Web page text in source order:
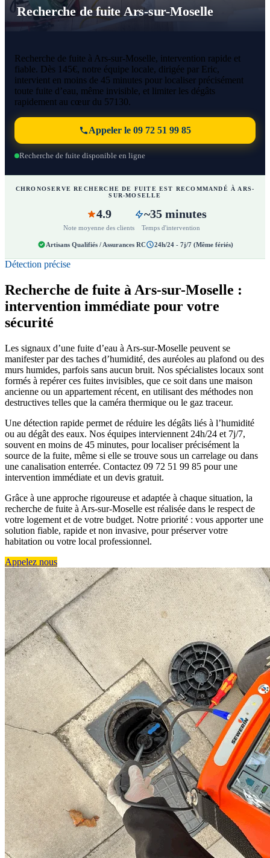
Recherche de fuite Ars-sur-Moselle
Recherche de fuite à Ars-sur-Moselle, intervention rapide et
fiable. Dès 145€, notre équipe locale, dirigée par Eric,
intervient en moins de 45 minutes pour localiser précisément
toute fuite d’eau, même invisible, et limiter les dégâts
rapidement au cœur du 57130.
Appeler le 09 72 51 99 85
Recherche de fuite disponible en ligne
CHRONOSERVE RECHERCHE DE FUITE EST RECOMMANDÉ À ARS-
SUR-MOSELLE
4.9
Note moyenne des clients
~35 minutes
Temps d'intervention
Artisans Qualifiés / Assurances RC 24h/24 - 7j/7 (Même fériés)
Détection précise
Recherche de fuite à Ars-sur-Moselle :
intervention immédiate pour votre
sécurité
Les signaux d’une fuite d’eau à Ars-sur-Moselle peuvent se
manifester par des taches d’humidité, des auréoles au plafond ou des
murs humides, parfois sans aucun bruit. Nos spécialistes locaux sont
formés à repérer ces fuites invisibles, que ce soit dans une maison
ancienne ou un appartement récent, en utilisant des méthodes non
destructives telles que la caméra thermique ou le gaz traceur.
Une détection rapide permet de réduire les dégâts liés à l’humidité
ou au dégât des eaux. Nos équipes interviennent 24h/24 et 7j/7,
souvent en moins de 45 minutes, pour localiser précisément la
source de la fuite, même si elle se trouve sous un carrelage ou dans
une canalisation enterrée. Contactez 09 72 51 99 85 pour une
intervention immédiate et un devis gratuit.
Grâce à une approche rigoureuse et adaptée à chaque situation, la
recherche de fuite à Ars-sur-Moselle est réalisée dans le respect de
votre logement et de votre budget. Notre priorité : vous apporter une
solution fiable, rapide et non invasive, pour préserver votre
habitation ou votre local professionnel.
Appelez nous